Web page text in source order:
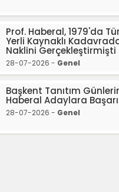
Prof. Haberal, 1979'da
Yerli Kaynaklı
Naklini Gerçekleştirmişti
28-07-2026 - Genel
Başkent Tanıtım
Haberal Adaylara
28-07-2026 - Genel